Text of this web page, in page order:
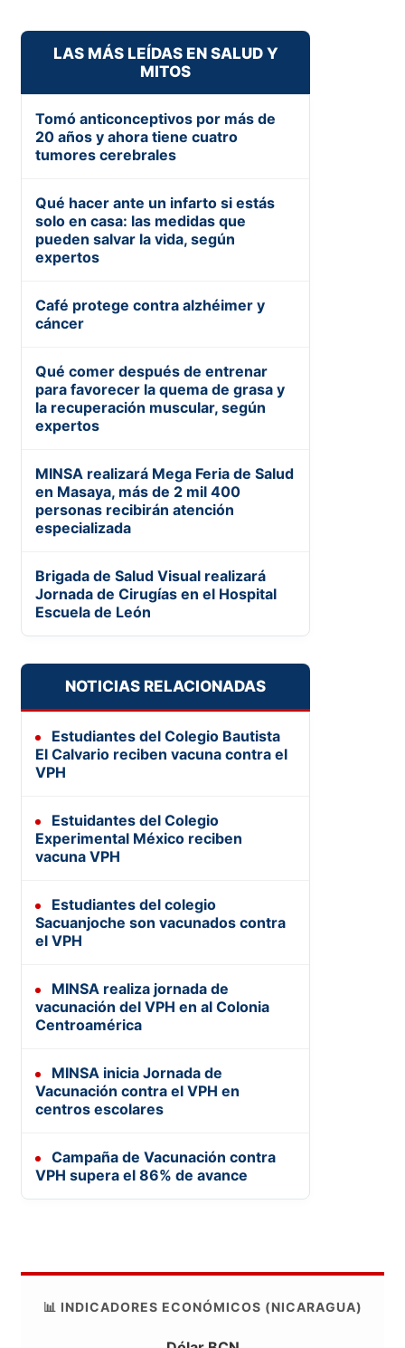
LAS MÁS LEÍDAS EN SALUD Y
MITOS
Tomó anticonceptivos por más de
20 años y ahora tiene cuatro
tumores cerebrales
Qué hacer ante un infarto si estás
solo en casa: las medidas que
pueden salvar la vida, según
expertos
Café protege contra alzhéimer y
cáncer
Qué comer después de entrenar
para favorecer la quema de grasa y
la recuperación muscular, según
expertos
MINSA realizará Mega Feria de Salud
en Masaya, más de 2 mil 400
personas recibirán atención
especializada
Brigada de Salud Visual realizará
Jornada de Cirugías en el Hospital
Escuela de León
NOTICIAS RELACIONADAS
Estudiantes del Colegio Bautista
El Calvario reciben vacuna contra el
VPH
Estuidantes del Colegio
Experimental México reciben
vacuna VPH
Estudiantes del colegio
Sacuanjoche son vacunados contra
el VPH
MINSA realiza jornada de
vacunación del VPH en al Colonia
Centroamérica
MINSA inicia Jornada de
Vacunación contra el VPH en
centros escolares
Campaña de Vacunación contra
VPH supera el 86% de avance
📊 INDICADORES ECONÓMICOS (NICARAGUA)